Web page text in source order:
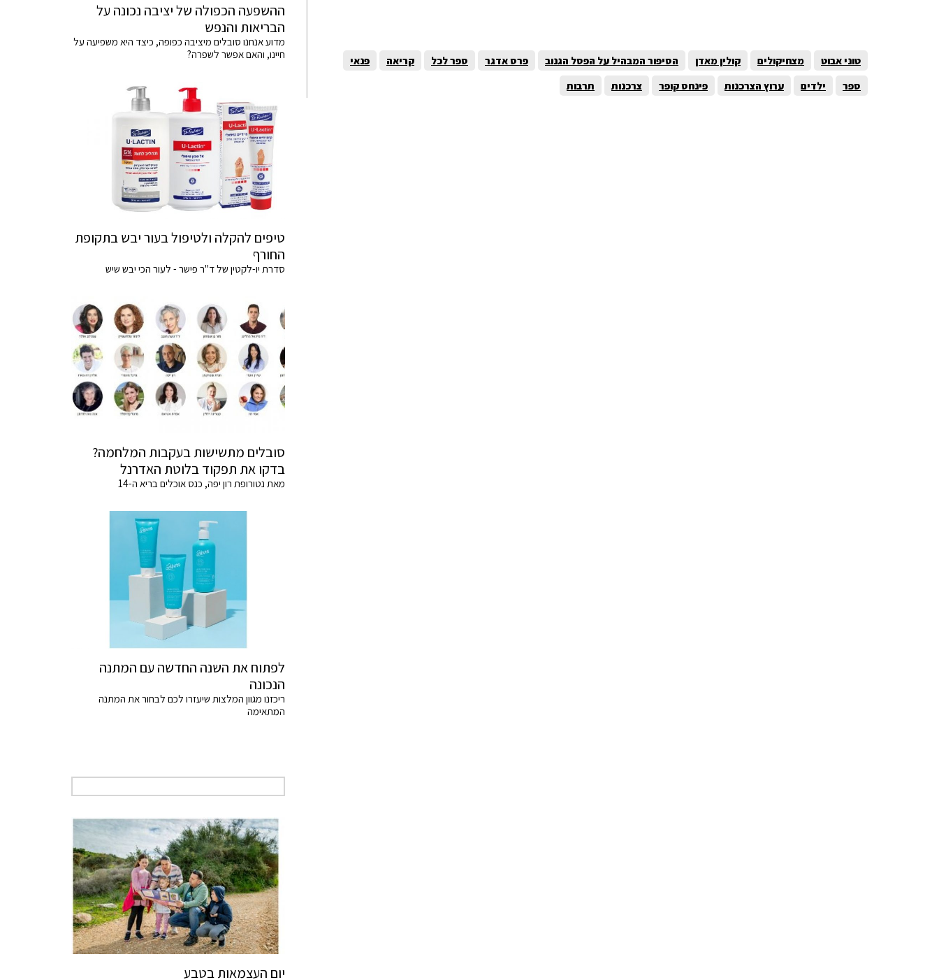
טוני אבוט מצחיקולים קולין מאדן הסיפור המבהיל על הפסל הגנוב פרס אדגר ספר לכל קריאה
פנאי
ספר
ילדים ערוץ הצרכנות פינחס קופר צרכנות תרבות
ההשפעה הכפולה של יציבה נכונה על
הבריאות והנפש
מדוע אנחנו סובלים מיציבה כפופה, כיצד היא משפיעה על
חיינו, והאם אפשר לשפרה?
טיפים להקלה ולטיפול בעור יבש בתקופת
החורף
סדרת יו-לקטין של ד"ר פישר - לעור הכי יבש שיש
סובלים מתשישות בעקבות המלחמה?
בדקו את תפקוד בלוטת האדרנל
מאת נטורופת רון יפה, כנס אוכלים בריא ה-14
לפתוח את השנה החדשה עם המתנה
הנכונה
ריכזנו מגוון המלצות שיעזרו לכם לבחור את המתנה
המתאימה
יום העצמאות בטבע